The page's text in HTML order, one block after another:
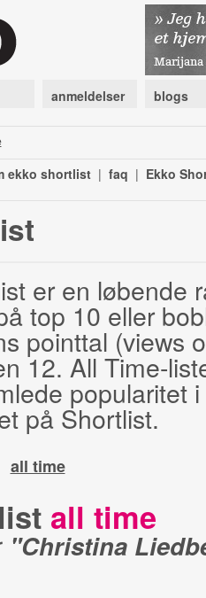
anmeldelser blogs
ekko shortlist | faq | Ekko
er en løbende
top 10 eller
pointtal (views
12. All Time-
popularitet
på Shortlist.
all time
all time
"Christina